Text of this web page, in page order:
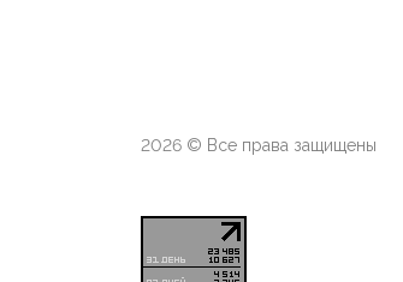
2026 © Все права защищены